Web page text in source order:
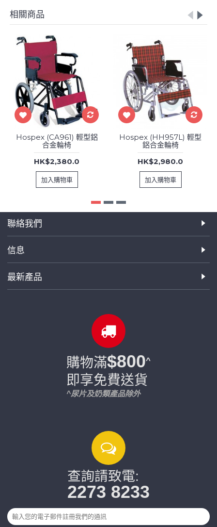
相關商品
Hospex (CA961) 輕型鋁
合金輪椅
HK$2,380.0
加入購物車
Hospex (HH957L) 輕型
鋁合金輪椅
HK$2,980.0
加入購物車
聯絡我們
信息
最新產品
購物滿$800^
即享免費送貨
^尿片及奶類產品除外
查詢請致電:
2273 8233